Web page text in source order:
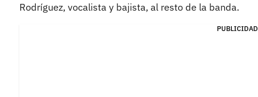
Rodríguez, vocalista y bajista, al resto de la banda.
PUBLICIDAD